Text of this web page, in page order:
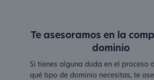
Te asesoramos en la
dominio
Si tienes alguna duda en el proceso
qué tipo de dominio necesitas, te